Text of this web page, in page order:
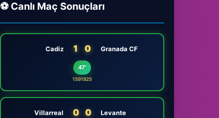
⚽ Canlı Maç Sonuçları
Cadiz 1 0 Granada CF
47'
1591925
Villarreal 0 0 Levante